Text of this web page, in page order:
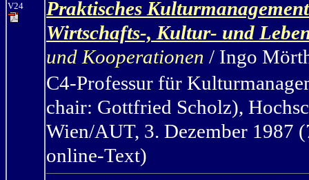
V24
Praktisches
Wirtschafts-, Kultur- und
und Kooperationen / Ingo
C4-Professur für
chair: Gottfried Scholz),
Wien/AUT, 3. Dezember 1987
online-Text)